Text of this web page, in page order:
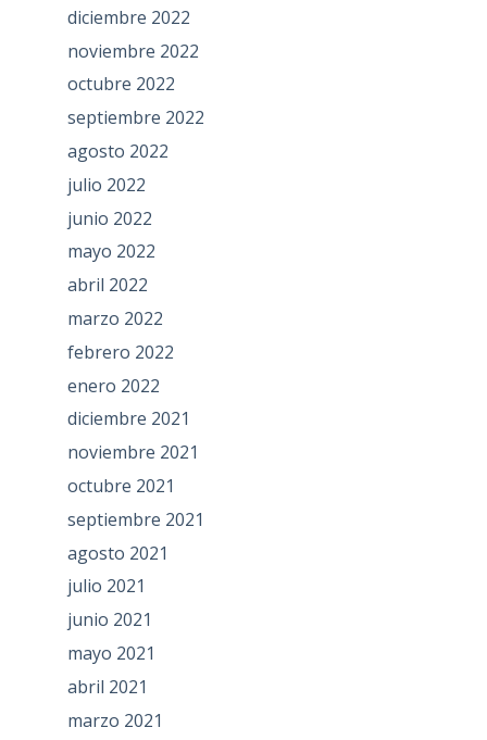
diciembre 2022
noviembre 2022
octubre 2022
septiembre 2022
agosto 2022
julio 2022
junio 2022
mayo 2022
abril 2022
marzo 2022
febrero 2022
enero 2022
diciembre 2021
noviembre 2021
octubre 2021
septiembre 2021
agosto 2021
julio 2021
junio 2021
mayo 2021
abril 2021
marzo 2021